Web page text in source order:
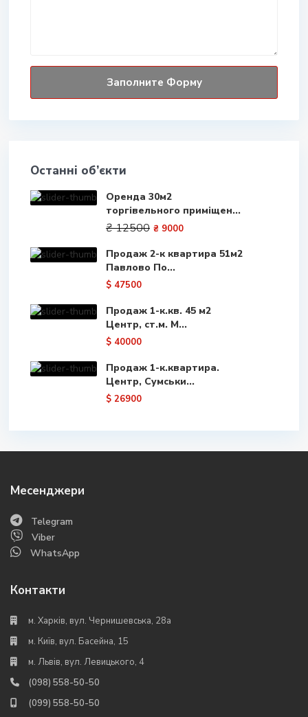
Останні об’єкти
Оренда 30м2
торгівельного приміщен...
₴ 12500 ₴ 9000
Продаж 2-к квартира 51м2
Павлово По...
$ 47500
Продаж 1-к.кв. 45 м2
Центр, ст.м. М...
$ 40000
Продаж 1-к.квартира.
Центр, Сумськи...
$ 26900
Месенджери
Telegram
Viber
WhatsApp
Контакти
м. Харків, вул. Чернишевська, 28а
м. Київ, вул. Басейна, 15
м. Львів, вул. Левицького, 4
(098) 558-50-50
(099) 558-50-50